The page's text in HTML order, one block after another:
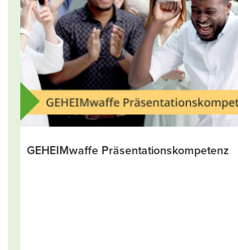
GEHEIMwaffe Präsentationskompetenz